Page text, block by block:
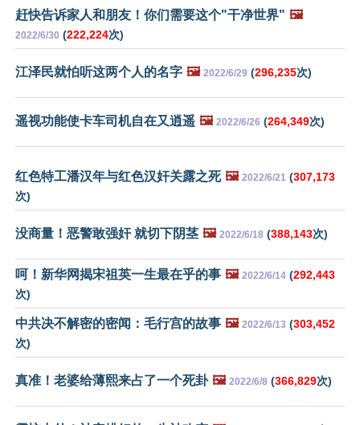
赶快告诉家人和朋友！你们需要这个"干净世界" 🖼️
2022/6/30 (222,224次)
江泽民就怕听这两个人的名字 🖼️ 2022/6/29 (296,235次)
遥视功能使卡车司机自在又逍遥 🖼️ 2022/6/26 (264,349次)
红色特工潘汉年与红色汉奸关露之死 🖼️ 2022/6/21 (307,173
次)
没商量！恶警敢强奸 就切下阴茎 🖼️ 2022/6/18 (388,143次)
呵！新华网揭宋祖英一生最在乎的事 🖼️ 2022/6/14 (292,443
次)
中共决不解密的密闻：毛行宫的故事 🖼️ 2022/6/13 (303,452
次)
真准！老婆给薄熙来占了一个死卦 🖼️ 2022/6/8 (366,829次)